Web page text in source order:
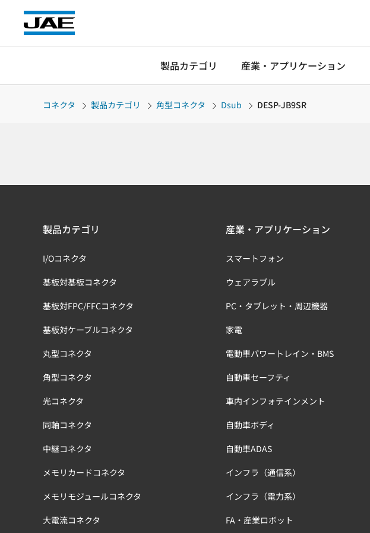
製品カテゴリ 産業・アプリケーション
コネクタ 製品カテゴリ 角型コネクタ Dsub DESP-JB9SR
製品カテゴリ
I/Oコネクタ
基板対基板コネクタ
基板対FPC/FFCコネクタ
基板対ケーブルコネクタ
丸型コネクタ
角型コネクタ
光コネクタ
同軸コネクタ
中継コネクタ
メモリカードコネクタ
メモリモジュールコネクタ
大電流コネクタ
産業・アプリケーション
スマートフォン
ウェアラブル
PC・タブレット・周辺機器
家電
電動車パワートレイン・BMS
自動車セーフティ
車内インフォテインメント
自動車ボディ
自動車ADAS
インフラ（通信系）
インフラ（電力系）
FA・産業ロボット